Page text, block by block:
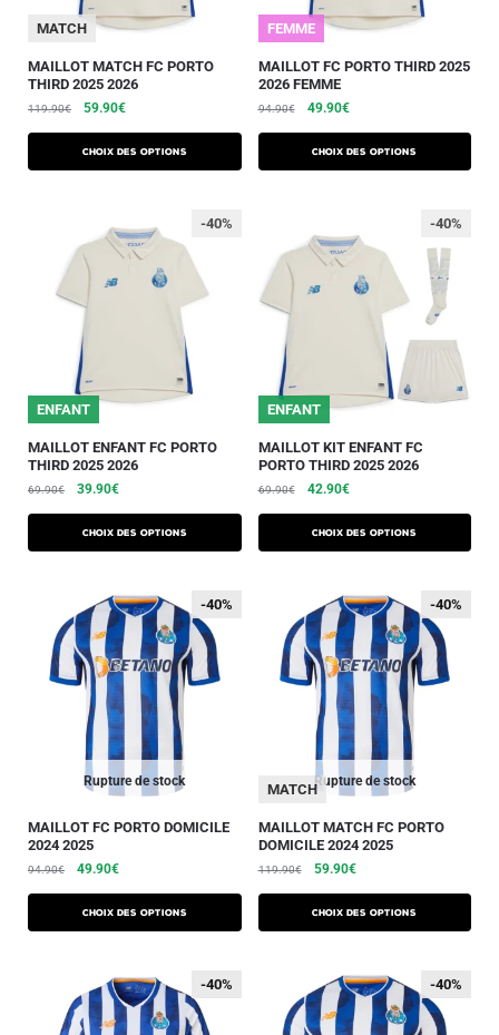
MATCH
MAILLOT MATCH FC PORTO
THIRD 2025 2026
119.90€ 59.90€
Choix des options
FEMME
MAILLOT FC PORTO THIRD 2025
2026 FEMME
94.90€ 49.90€
Choix des options
-40%
ENFANT
MAILLOT ENFANT FC PORTO
THIRD 2025 2026
69.90€ 39.90€
Choix des options
ENFANT
-40%
MAILLOT KIT ENFANT FC
PORTO THIRD 2025 2026
69.90€ 42.90€
Choix des options
Rupture de stock
-40%
-40%
MAILLOT FC PORTO DOMICILE
2024 2025
94.90€ 49.90€
Choix des options
Rupture de stock
-40%
-40%
MATCH
MAILLOT MATCH FC PORTO
DOMICILE 2024 2025
119.90€ 59.90€
Choix des options
-40%
-40% -40%
-40%